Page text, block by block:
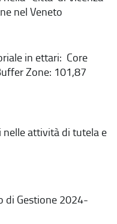
nel Veneto
in ettari: Core
Zone: 101,87
attività di tutela e
di Gestione 2024-